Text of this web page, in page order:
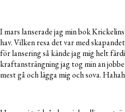
I mars lanserade jag min bok
hav. Vilken resa det var med
för lansering så kände jag mig helt
kraftansträngning jag tog min an
mest gå och lägga mig och sova.